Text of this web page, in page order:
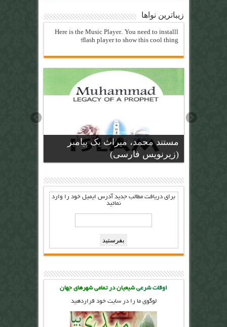
زیباترین نواها
Here is the Music Player. You need to installl
flash player to show this cool thing!
مستند محمد، میراث یک پیامبر
(زیرنویس فارسی)
برای دریافت مطالب جدید آدرس ايميل خود را وارد
نمائيد
اوقات شرعیشیعیان در تمامی شهرهای جهان
لوگوی ما را در سایت خود قراردهید